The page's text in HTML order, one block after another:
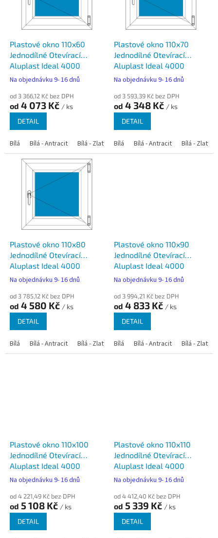
Plastové okno 110x60
Jednodílné Otevírací
Aluplast Ideal 4000
Na objednávku 9- 16 dnů
od 3 366,12 Kč bez DPH
od 4 073 Kč / ks
DETAIL
Bílá Bílá - Antracit Bílá - Zlatý dub Bílá - Tmavý dub Bílá -
Plastové okno 110x70
Jednodílné Otevírací
Aluplast Ideal 4000
Na objednávku 9- 16 dnů
od 3 593,39 Kč bez DPH
od 4 348 Kč / ks
DETAIL
Bílá Bílá - Antracit Bílá - Zlatý
Plastové okno 110x80
Jednodílné Otevírací
Aluplast Ideal 4000
Na objednávku 9- 16 dnů
od 3 785,12 Kč bez DPH
od 4 580 Kč / ks
DETAIL
Bílá Bílá - Antracit Bílá - Zlatý dub Bílá - Tmavý dub Bílá -
Plastové okno 110x90
Jednodílné Otevírací
Aluplast Ideal 4000
Na objednávku 9- 16 dnů
od 3 994,21 Kč bez DPH
od 4 833 Kč / ks
DETAIL
Bílá Bílá - Antracit Bílá - Zlatý
Plastové okno 110x100
Jednodílné Otevírací
Aluplast Ideal 4000
Na objednávku 9- 16 dnů
od 4 221,49 Kč bez DPH
od 5 108 Kč / ks
DETAIL
Plastové okno 110x110
Jednodílné Otevírací
Aluplast Ideal 4000
Na objednávku 9- 16 dnů
od 4 412,40 Kč bez DPH
od 5 339 Kč / ks
DETAIL